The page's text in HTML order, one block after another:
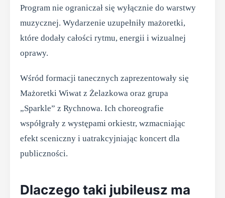
Program nie ograniczał się wyłącznie do warstwy
muzycznej. Wydarzenie uzupełniły mażoretki,
które dodały całości rytmu, energii i wizualnej
oprawy.
Wśród formacji tanecznych zaprezentowały się
Mażoretki Wiwat z Żelazkowa oraz grupa
„Sparkle” z Rychnowa. Ich choreografie
współgrały z występami orkiestr, wzmacniając
efekt sceniczny i uatrakcyjniając koncert dla
publiczności.
Dlaczego taki jubileusz ma